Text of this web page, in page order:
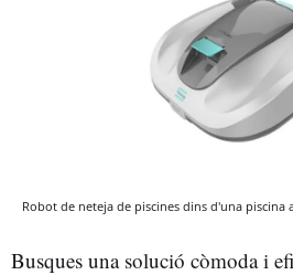
Robot de neteja de piscines dins d'una piscina
Busques una solució còmoda i